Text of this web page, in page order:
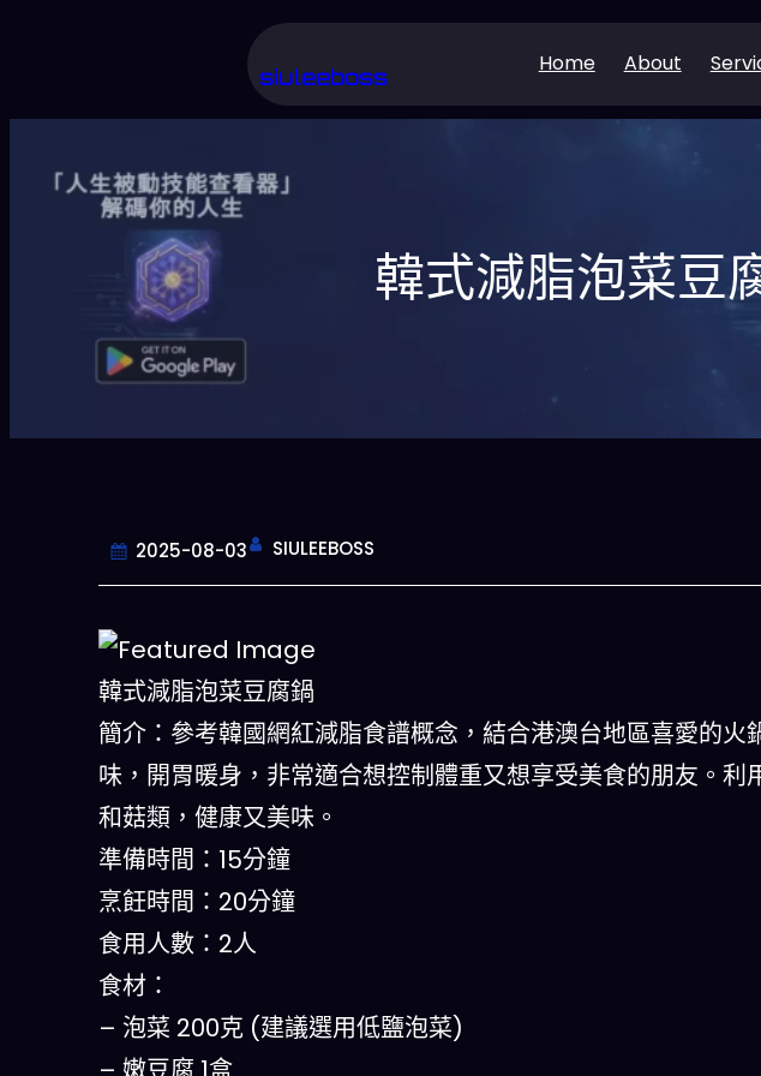
主
siuleeboss Home About
韓式減脂泡菜豆
2025-08-03 SIULEEBOSS
韓式減脂泡菜豆腐鍋
簡介：參考韓國網紅減脂食譜概念，結合港澳台地區喜愛的火
味，開胃暖身，非常適合想控制體重又想享受美食的朋友。利
和菇類，健康又美味。
準備時間：15分鐘
烹飪時間：20分鐘
食用人數：2人
食材：
– 泡菜 200克 (建議選用低鹽泡菜)